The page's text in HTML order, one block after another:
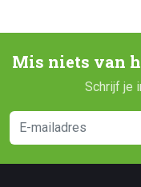
Mis niets van
Schrijf je